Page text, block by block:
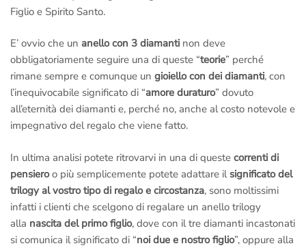
Whatsapp+39 3446696789
Anelli.it – Via Margutta 94, RomaCitofono Anelli.it
della scalinata di Trinità dei Monti – Piazza di Spagna)ci
raggiungi con laMetro Ascendendo alla fermataPiazza di
Spagna.
–Per motivi di Privacy e di Sicurezza riceviamo solo ed
di selezione all’ingresso.
Figlio e Spirito Santo.
E’ ovvio che un anello con 3 diamanti non deve
obbligatoriamente seguire una di queste “teorie” perché
rimane sempre e comunque un gioiello con dei diamanti, con
l’inequivocabile significato di “amore duraturo” dovuto
all’eternità dei diamanti e, perché no, anche al costo notevole e
impegnativo del regalo che viene fatto.
In ultima analisi potete ritrovarvi in una di queste correnti di
pensieroo più semplicemente potete adattare il significato del
trilogy al vostro tipo di regalo e circostanza, sono moltissimi
infatti i clienti che scelgono di regalare un anello trilogy
alla nascita del primo figlio, dove con il tre diamanti incastonati
si comunica il significato di “noi due e nostro figlio”, oppure alla